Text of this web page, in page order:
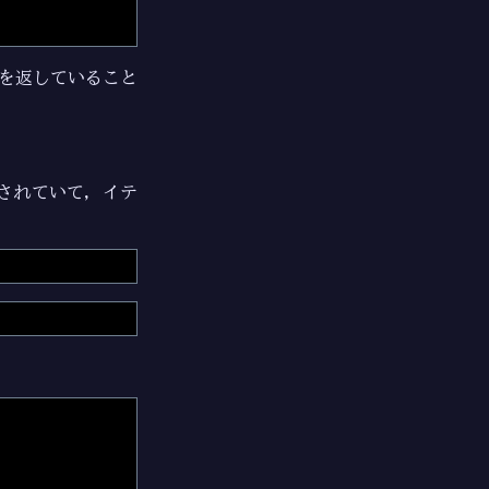
返していること
れていて，イテ